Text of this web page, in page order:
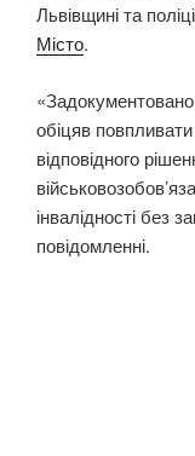
Львівщині та
Місто.
обіцяв
відповідного
інвалідності без
повідомленні.